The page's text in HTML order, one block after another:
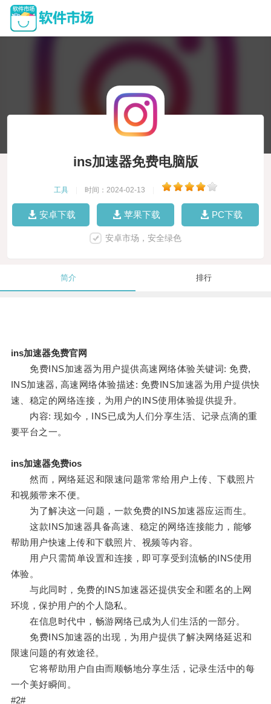
ins加速器免费电脑版
工具 时间：2024-02-13
安卓下载 苹果下载 PC下载
安卓市场，安全绿色
简介 排行
ins加速器免费官网
免费INS加速器为用户提供高速网络体验关键词: 免费,
INS加速器, 高速网络体验描述: 免费INS加速器为用户提供快
速、稳定的网络连接，为用户的INS使用体验提供提升。
内容: 现如今，INS已成为人们分享生活、记录点滴的重
要平台之一。
ins加速器免费ios
然而，网络延迟和限速问题常常给用户上传、下载照片
和视频带来不便。
为了解决这一问题，一款免费的INS加速器应运而生。
这款INS加速器具备高速、稳定的网络连接能力，能够
帮助用户快速上传和下载照片、视频等内容。
用户只需简单设置和连接，即可享受到流畅的INS使用
体验。
与此同时，免费的INS加速器还提供安全和匿名的上网
环境，保护用户的个人隐私。
在信息时代中，畅游网络已成为人们生活的一部分。
免费INS加速器的出现，为用户提供了解决网络延迟和
限速问题的有效途径。
它将帮助用户自由而顺畅地分享生活，记录生活中的每
一个美好瞬间。
#2#